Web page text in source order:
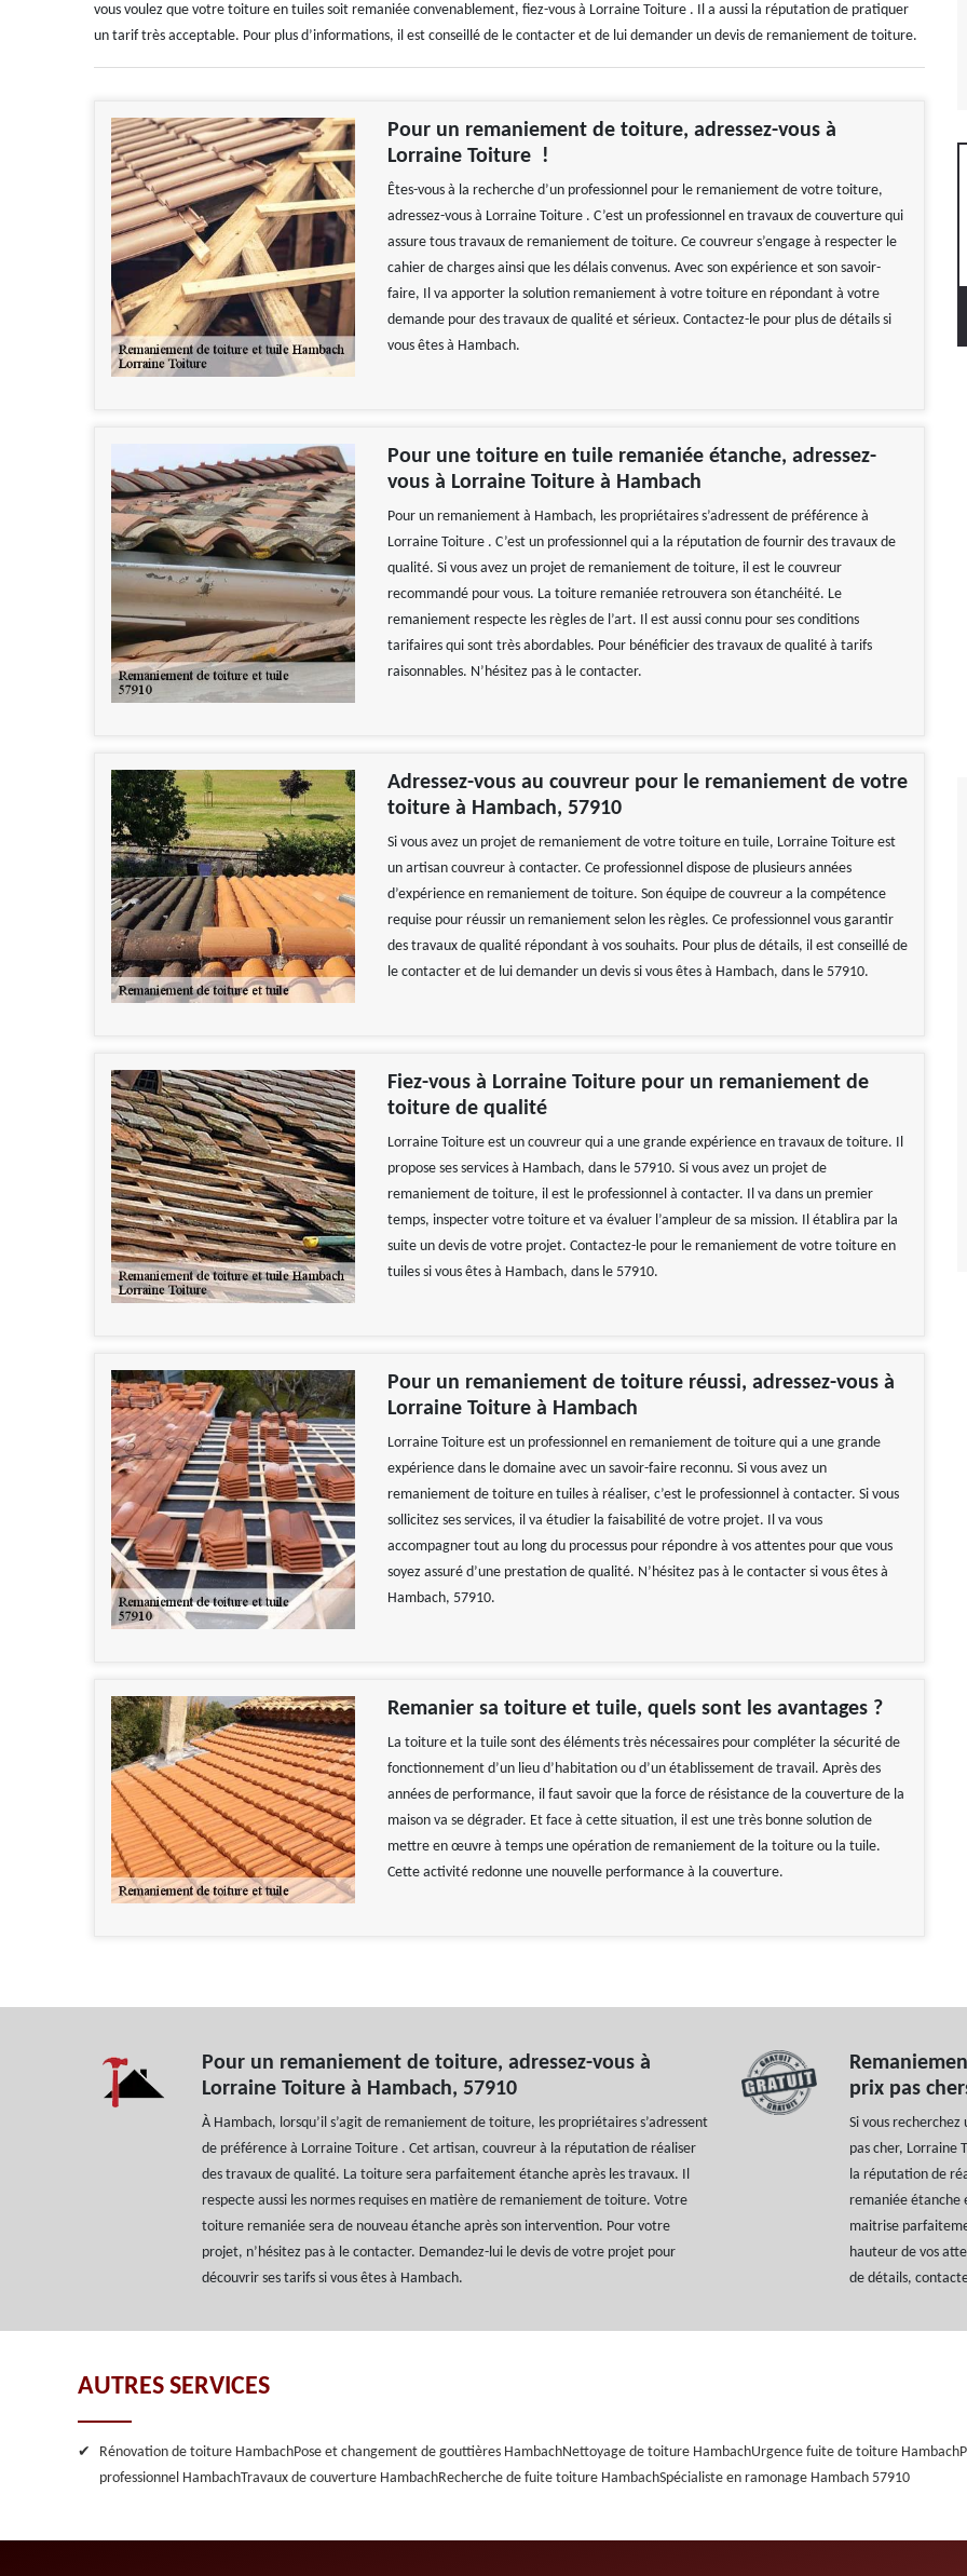
vous voulez que votre toiture en tuiles soit remaniée convenablement, fiez-vous à Lorraine Toiture . Il a aussi la réputation de pratiquer
un tarif très acceptable. Pour plus d’informations, il est conseillé de le contacter et de lui demander un devis de remaniement de toiture.
Pour un remaniement de toiture, adressez-vous à
Lorraine Toiture !
Êtes-vous à la recherche d’un professionnel pour le remaniement de votre toiture,
adressez-vous à Lorraine Toiture . C’est un professionnel en travaux de couverture qui
assure tous travaux de remaniement de toiture. Ce couvreur s’engage à respecter le
cahier de charges ainsi que les délais convenus. Avec son expérience et son savoir-
faire, Il va apporter la solution remaniement à votre toiture en répondant à votre
demande pour des travaux de qualité et sérieux. Contactez-le pour plus de détails si
vous êtes à Hambach.
Pour une toiture en tuile remaniée étanche, adressez-
vous à Lorraine Toiture à Hambach
Pour un remaniement à Hambach, les propriétaires s’adressent de préférence à
Lorraine Toiture . C’est un professionnel qui a la réputation de fournir des travaux de
qualité. Si vous avez un projet de remaniement de toiture, il est le couvreur
recommandé pour vous. La toiture remaniée retrouvera son étanchéité. Le
remaniement respecte les règles de l’art. Il est aussi connu pour ses conditions
tarifaires qui sont très abordables. Pour bénéficier des travaux de qualité à tarifs
raisonnables. N’hésitez pas à le contacter.
Adressez-vous au couvreur pour le remaniement de votre
toiture à Hambach, 57910
Si vous avez un projet de remaniement de votre toiture en tuile, Lorraine Toiture est
un artisan couvreur à contacter. Ce professionnel dispose de plusieurs années
d’expérience en remaniement de toiture. Son équipe de couvreur a la compétence
requise pour réussir un remaniement selon les règles. Ce professionnel vous garantir
des travaux de qualité répondant à vos souhaits. Pour plus de détails, il est conseillé de
le contacter et de lui demander un devis si vous êtes à Hambach, dans le 57910.
Fiez-vous à Lorraine Toiture pour un remaniement de
toiture de qualité
Lorraine Toiture est un couvreur qui a une grande expérience en travaux de toiture. Il
propose ses services à Hambach, dans le 57910. Si vous avez un projet de
remaniement de toiture, il est le professionnel à contacter. Il va dans un premier
temps, inspecter votre toiture et va évaluer l’ampleur de sa mission. Il établira par la
suite un devis de votre projet. Contactez-le pour le remaniement de votre toiture en
tuiles si vous êtes à Hambach, dans le 57910.
Pour un remaniement de toiture réussi, adressez-vous à
Lorraine Toiture à Hambach
Lorraine Toiture est un professionnel en remaniement de toiture qui a une grande
expérience dans le domaine avec un savoir-faire reconnu. Si vous avez un
remaniement de toiture en tuiles à réaliser, c’est le professionnel à contacter. Si vous
sollicitez ses services, il va étudier la faisabilité de votre projet. Il va vous
accompagner tout au long du processus pour répondre à vos attentes pour que vous
soyez assuré d’une prestation de qualité. N’hésitez pas à le contacter si vous êtes à
Hambach, 57910.
Remanier sa toiture et tuile, quels sont les avantages ?
La toiture et la tuile sont des éléments très nécessaires pour compléter la sécurité de
fonctionnement d’un lieu d’habitation ou d’un établissement de travail. Après des
années de performance, il faut savoir que la force de résistance de la couverture de la
maison va se dégrader. Et face à cette situation, il est une très bonne solution de
mettre en œuvre à temps une opération de remaniement de la toiture ou la tuile.
Cette activité redonne une nouvelle performance à la couverture.
Pour un remaniement de toiture, adressez-vous à
Lorraine Toiture à Hambach, 57910
À Hambach, lorsqu’il s’agit de remaniement de toiture, les propriétaires s’adressent
de préférence à Lorraine Toiture . Cet artisan, couvreur à la réputation de réaliser
des travaux de qualité. La toiture sera parfaitement étanche après les travaux. Il
respecte aussi les normes requises en matière de remaniement de toiture. Votre
toiture remaniée sera de nouveau étanche après son intervention. Pour votre
projet, n’hésitez pas à le contacter. Demandez-lui le devis de votre projet pour
découvrir ses tarifs si vous êtes à Hambach.
prix pas
Si vous
pas cher, Lorraine
la réputation de
remaniée étanche
maitrise
hauteur de vos
de détails,
AUTRES SERVICES
Rénovation de toiture HambachPose et changement de gouttières HambachNettoyage de toiture HambachUrgence fuite de toiture Hambach
professionnel HambachTravaux de couverture HambachRecherche de fuite toiture HambachSpécialiste en ramonage Hambach 57910